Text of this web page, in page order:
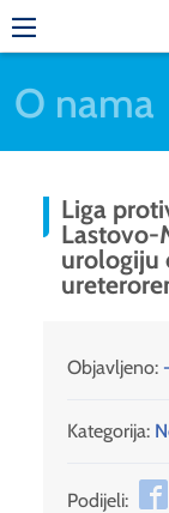
O nama
Liga
Lastovo-
urologiju
Objavljeno: -
Kategorija:
Podijeli: